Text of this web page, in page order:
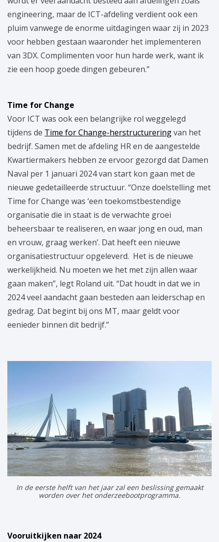
engineering, maar de ICT-afdeling verdient ook een
pluim vanwege de enorme uitdagingen waar zij in 2023
voor hebben gestaan waaronder het implementeren
van 3DX. Complimenten voor hun harde werk, want ik
zie een hoop goede dingen gebeuren.”
Time for Change
Voor ICT was ook een belangrijke rol weggelegd
tijdens de Time for Change-herstructureringvan het
bedrijf. Samen met de afdeling HR en de aangestelde
Kwartiermakers hebben ze ervoor gezorgd dat Damen
Naval per 1 januari 2024 van start kon gaan met de
nieuwe gedetailleerde structuur. “Onze doelstelling met
Time for Change was ‘een toekomstbestendige
organisatie die in staat is de verwachte groei
beheersbaar te realiseren, en waar jong en oud, man
en vrouw, graag werken’. Dat heeft een nieuwe
organisatiestructuur opgeleverd. Het is de nieuwe
werkelijkheid. Nu moeten we het met zijn allen waar
gaan maken”, legt Roland uit. “Dat houdt in dat we in
2024 veel aandacht gaan besteden aan leiderschap en
gedrag. Dat begint bij ons MT, maar geldt voor
eenieder binnen dit bedrijf.”
In de eerste helft van het jaar zal een beslissing gemaakt
worden over het onderzeebootprogramma.
Vooruitkijken naar 2024